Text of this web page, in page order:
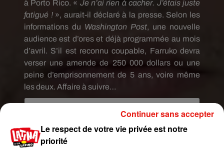
à Porto Rico. « Je n’ai rien à cacher. J’étais juste
fatigué ! », aurait-il déclaré à la presse. Selon les
informations du Washington Post, une nouvelle
audience est d’ores et déjà programmée au mois
d’avril. S’il est reconnu coupable, Farruko devra
verser une amende de 250 000 dollars ou une
peine d’emprisonnement de 5 ans, voire même
les deux. Affaire à suivre…
Le respect de votre vie privée est notre
priorité
Continuer sans accepter